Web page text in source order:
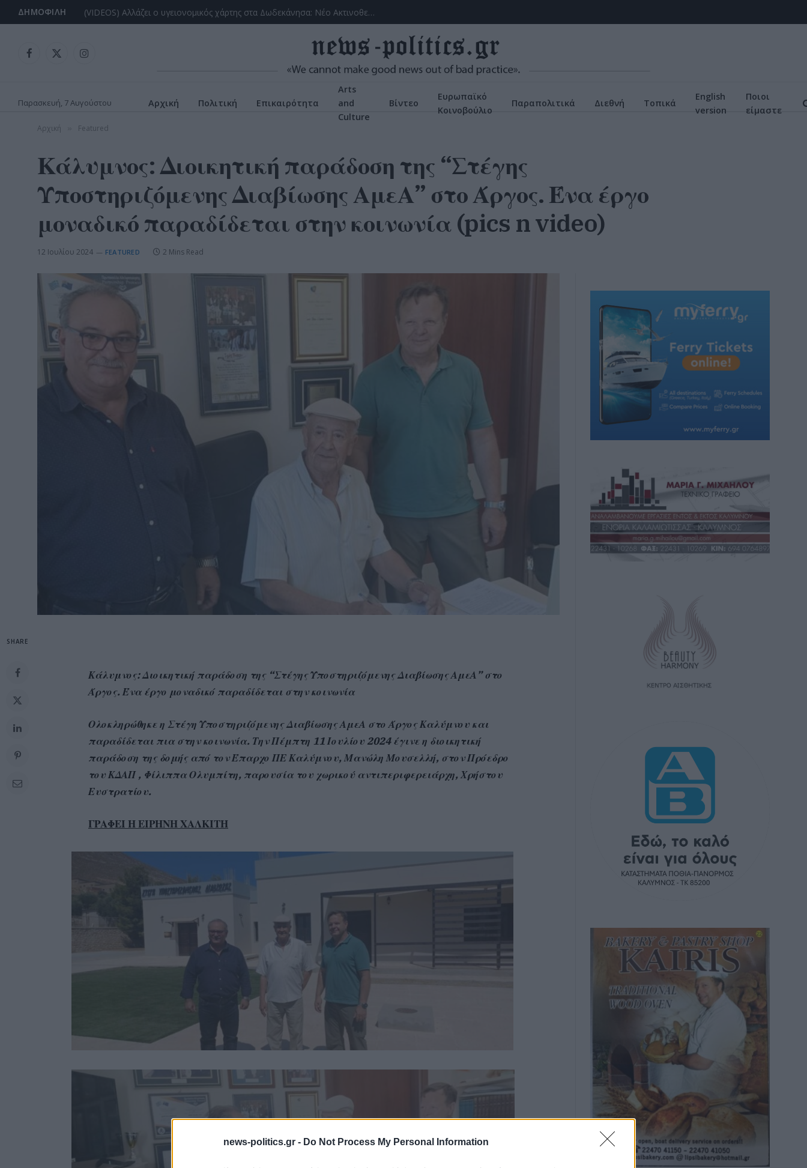
news-politics.gr - Do Not Process My Personal Information
ΔΗΜΟΦΙΛΉ (VIDEOS) Αλλάζει ο υγειονομικός χάρτης στα Δωδεκάνησα: Νέο Ακτινοθεραπευτικό Κέντρο και ενίσχυση του ΕΣΥ στη Ρόδο, σύμφωνα με τον υπ. Υγείας, Άδωνη Γεωργιάδη
Facebook
X
Instagram
Παρασκευή, 7 Αυγούστου Αρχική Πολιτική Επικαιρότητα
Arts
and
Culture
Βίντεο
Ευρωπαϊκό
Κοινοβούλιο
Παραπολιτικά Διεθνή Τοπικά
English
version
Ποιοι
είμαστε
Αρχική Featured
Κάλυμνος: Διοικητική παράδοση της “Στέγης
Υποστηριζόμενης Διαβίωσης ΑμεΑ” στο Άργος. Ένα έργο
μοναδικό παραδίδεται στην κοινωνία (pics n video)
12 Ιουλίου 2024 FEATURED 2 Mins Read
SHARE
Κάλυμνος: Διοικητική παράδοση της “Στέγης Υποστηριζόμενης Διαβίωσης ΑμεΑ” στο
Άργος. Ένα έργο μοναδικό παραδίδεται στην κοινωνία
Ολοκληρώθηκε η Στέγη Υποστηριζόμενης Διαβίωσης ΑμεΑ στο Άργος Καλύμνου και
παραδίδεται πια στην κοινωνία. Την Πέμπτη 11 Ιουλίου 2024 έγινε η διοικητική
παράδοση της δομής από τον Έπαρχο ΠΕ Καλύμνου, Μανώλη Μουσελλή, στον Πρόεδρο
του ΚΔΑΠ , Φίλιππα Ολυμπίτη, παρουσία του χωρικού αντιπεριφερειάρχη, Χρήστου
Ευστρατίου.
ΓΡΑΦΕΙ Η ΕΙΡΗΝΗ ΧΑΛΚΙΤΗ